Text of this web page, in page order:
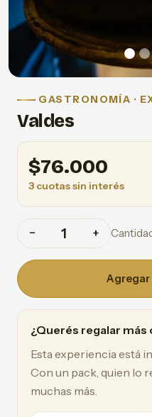
GASTRONOMÍA ·
Valdes
$76.000
3 cuotas sin interés
− +
¿Querés regalar más
Esta experiencia está
Con un pack, quien lo
muchas más.